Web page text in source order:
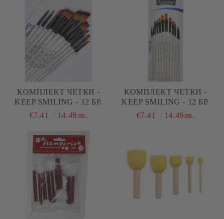
КОМПЛЕКТ ЧЕТКИ -
KEEP SMILING - 12 БР.
€7.41
14.49лв.
КОМПЛЕКТ ЧЕТКИ -
KEEP SMILING - 12 БР.
€7.41
14.49лв.